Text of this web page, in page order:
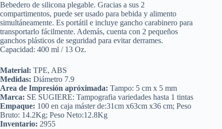
Bebedero de silicona plegable. Gracias a sus 2
compartimentos, puede ser usado para bebida y alimento
simultáneamente. Es portátil e incluye gancho carabinero para
transportarlo fácilmente. Además, cuenta con 2 pequeños
ganchos plásticos de seguridad para evitar derrames.
Capacidad: 400 ml / 13 Oz.
Material: TPE, ABS
Medidas: Diámetro 7.9
Area de Impresión apróximada: Tampo: 5 cm x 5 mm
Marca: SE SUGIERE: Tampografia variedades hasta 1 tintas
Empaque: 100 en caja máster de:31cm x63cm x36 cm; Peso
Bruto: 14.2Kg; Peso Neto:12.8Kg
Inventario: 2955